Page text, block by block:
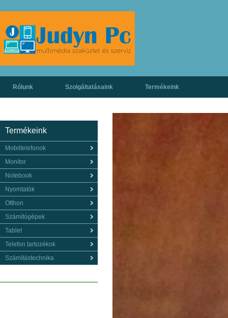
Rólunk Szolgáltatásaink Termékeink
Termékeink
Mobiltelefonok
Monitor
Notebook
Nyomtatók
Otthon
Számítógépek
Tablet
Telefon tartozékok
Számítástechnika